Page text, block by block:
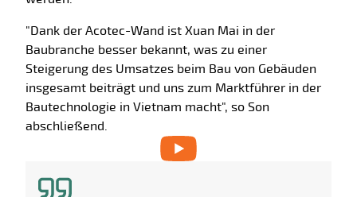
"Dank der Acotec-Wand ist Xuan Mai in der
Baubranche besser bekannt, was zu einer
Steigerung des Umsatzes beim Bau von Gebäuden
insgesamt beiträgt und uns zum Marktführer in der
Bautechnologie in Vietnam macht", so Son
abschließend.